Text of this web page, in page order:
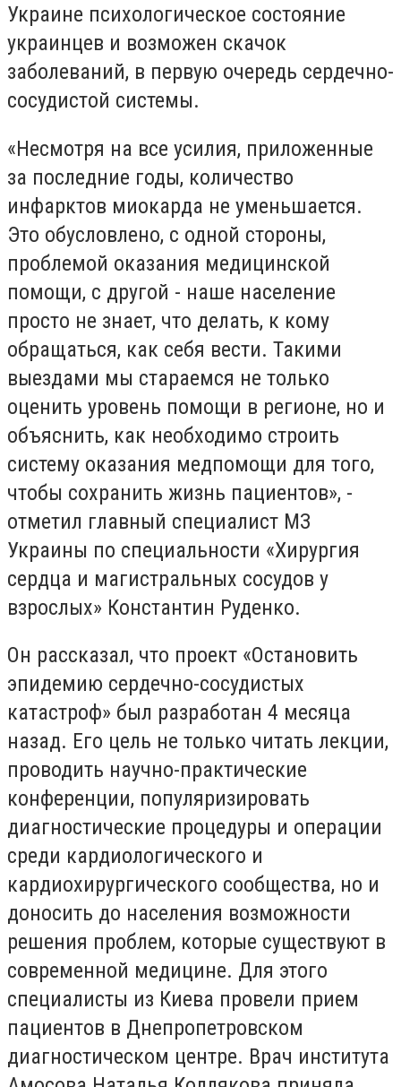
Украине психологическое состояние
украинцев и возможен скачок
заболеваний, в первую очередь сердечно-
сосудистой системы.
«Несмотря на все усилия, приложенные
за последние годы, количество
инфарктов миокарда не уменьшается.
Это обусловлено, с одной стороны,
проблемой оказания медицинской
помощи, с другой - наше население
просто не знает, что делать, к кому
обращаться, как себя вести. Такими
выездами мы стараемся не только
оценить уровень помощи в регионе, но и
объяснить, как необходимо строить
систему оказания медпомощи для того,
чтобы сохранить жизнь пациентов», -
отметил главный специалист МЗ
Украины по специальности «Хирургия
сердца и магистральных сосудов у
взрослых» Константин Руденко.
Он рассказал, что проект «Остановить
эпидемию сердечно-сосудистых
катастроф» был разработан 4 месяца
назад. Его цель не только читать лекции,
проводить научно-практические
конференции, популяризировать
диагностические процедуры и операции
среди кардиологического и
кардиохирургического сообщества, но и
доносить до населения возможности
решения проблем, которые существуют в
современной медицине. Для этого
специалисты из Киева провели прием
пациентов в Днепропетровском
диагностическом центре. Врач института